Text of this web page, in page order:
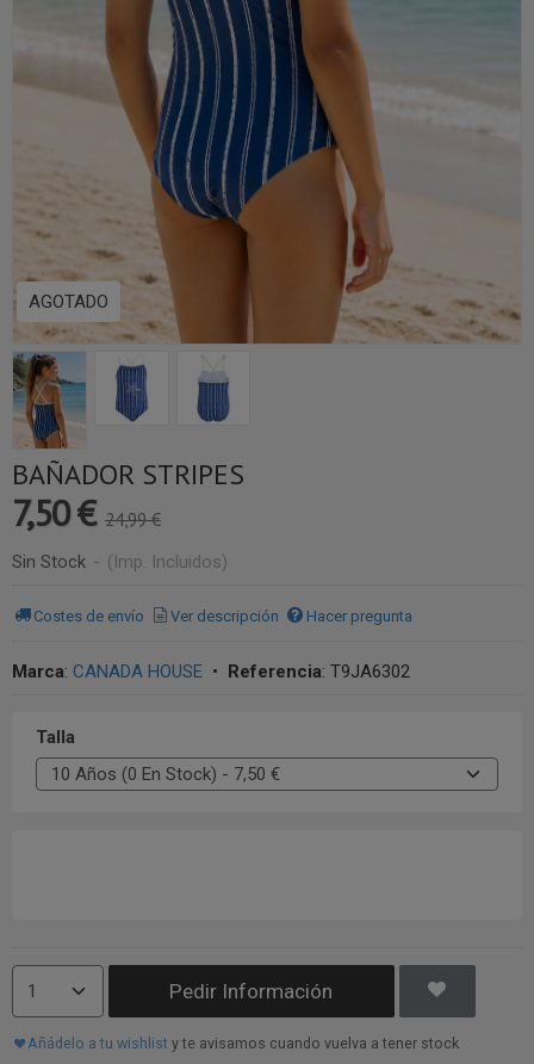
AGOTADO
BAÑADOR STRIPES
7,50 € 24,99 €
Sin Stock - (Imp. Incluidos)
Costes de envío Ver descripción Hacer pregunta
Marca: CANADA HOUSE • Referencia: T9JA6302
Talla
Pedir Información
Añádelo a tu wishlist y te avisamos cuando vuelva a tener stock